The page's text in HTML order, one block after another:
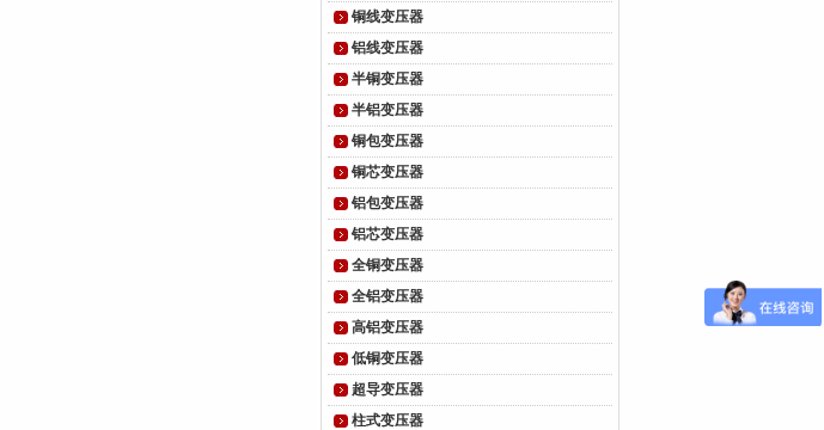
铜线变压器
铝线变压器
半铜变压器
半铝变压器
铜包变压器
铜芯变压器
铝包变压器
铝芯变压器
全铜变压器
全铝变压器
高铝变压器
低铜变压器
超导变压器
柱式变压器